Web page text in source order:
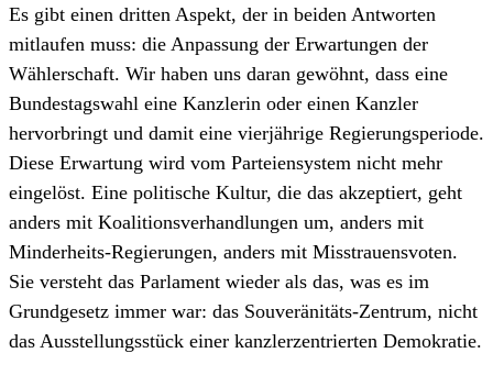
Es gibt einen dritten Aspekt, der in beiden Antworten
mitlaufen muss: die Anpassung der Erwartungen der
Wählerschaft. Wir haben uns daran gewöhnt, dass eine
Bundestagswahl eine Kanzlerin oder einen Kanzler
hervorbringt und damit eine vierjährige Regierungsperiode.
Diese Erwartung wird vom Parteiensystem nicht mehr
eingelöst. Eine politische Kultur, die das akzeptiert, geht
anders mit Koalitionsverhandlungen um, anders mit
Minderheits-Regierungen, anders mit Misstrauensvoten.
Sie versteht das Parlament wieder als das, was es im
Grundgesetz immer war: das Souveränitäts-Zentrum, nicht
das Ausstellungsstück einer kanzlerzentrierten Demokratie.